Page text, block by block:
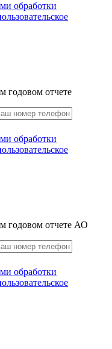
обработки
годовом отчете
обработки
годовом отчете АО
обработки